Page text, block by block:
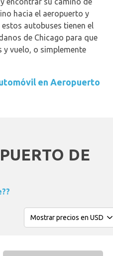
hacia el aeropuerto y
autobuses tienen el
de Chicago para que
y vuelo, o simplemente
en Aeropuerto
DE